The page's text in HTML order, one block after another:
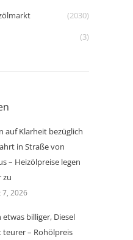
(2030)
(3)
auf Klarheit bezüglich
in Straße von
– Heizölpreise legen
zu
7, 2026
etwas billiger, Diesel
teurer – Rohölpreis